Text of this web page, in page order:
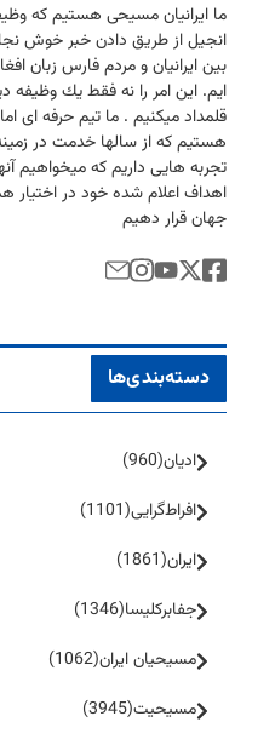
ما ایرانیان مسیحی هستیم كه
انجیل از طریق دادن خبر خوش
بین ایرانیان و مردم فارس زبان
ایم. این امر را نه فقط یك وظیفه
قلمداد میكنیم . ما تیم حرفه ای
هستیم كه از سالها خدمت در
تجربه هایی داریم كه میخواهیم
اهداف اعلام شده خود در اختیار
جهان قرار دهیم
دسته‌بندی‌ها
ادیان(960)
افراط‌گرایی(1101)
ایران(1861)
جفا‌بر‌کلیسا(1346)
مسیحیان ایران(1062)
مسیحیت(3945)